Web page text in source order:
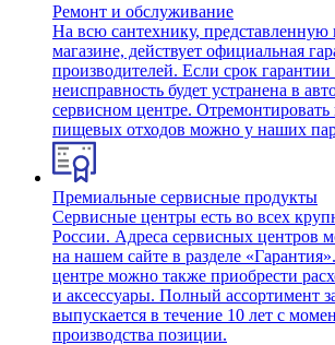
Ремонт и обслуживание
На всю сантехнику,
магазине, действует официальная
производителей. Если срок гарантии
неисправность будет устранена в
сервисном центре. Отремонтировать
пищевых отходов можно у наших
Премиальные сервисные продукты
Сервисные центры есть во всех
России. Адреса сервисных центров
на нашем сайте в разделе
центре можно также приобрести
и аксессуары. Полный ассортимент
выпускается в течение 10 лет с
производства позиции.